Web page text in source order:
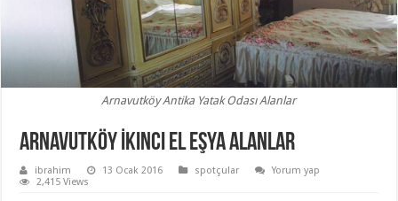
Arnavutköy Antika Yatak Odası Alanlar
Arnavutköy İkinci El Eşya Alanlar
ibrahim 13 Ocak 2016 spotçular
Yorum yap
2,415 Views